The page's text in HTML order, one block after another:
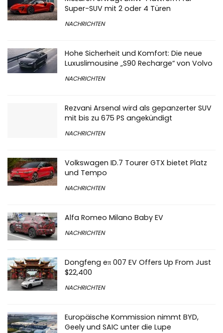
Super-SUV mit 2 oder 4 Türen
NACHRICHTEN
Hohe Sicherheit und Komfort: Die neue
Luxuslimousine „S90 Recharge“ von Volvo
NACHRICHTEN
Rezvani Arsenal wird als gepanzerter SUV
mit bis zu 675 PS angekündigt
NACHRICHTEN
Volkswagen ID.7 Tourer GTX bietet Platz
und Tempo
NACHRICHTEN
Alfa Romeo Milano Baby EV
NACHRICHTEN
Dongfeng eπ 007 EV Offers Up From Just
$22,400
NACHRICHTEN
Europäische Kommission nimmt BYD,
Geely und SAIC unter die Lupe